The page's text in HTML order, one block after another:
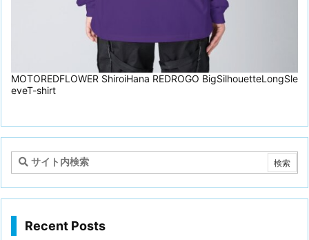
MOTOREDFLOWER ShiroiHana REDROGO BigSilhouetteLongSle
eveT-shirt
Recent Posts